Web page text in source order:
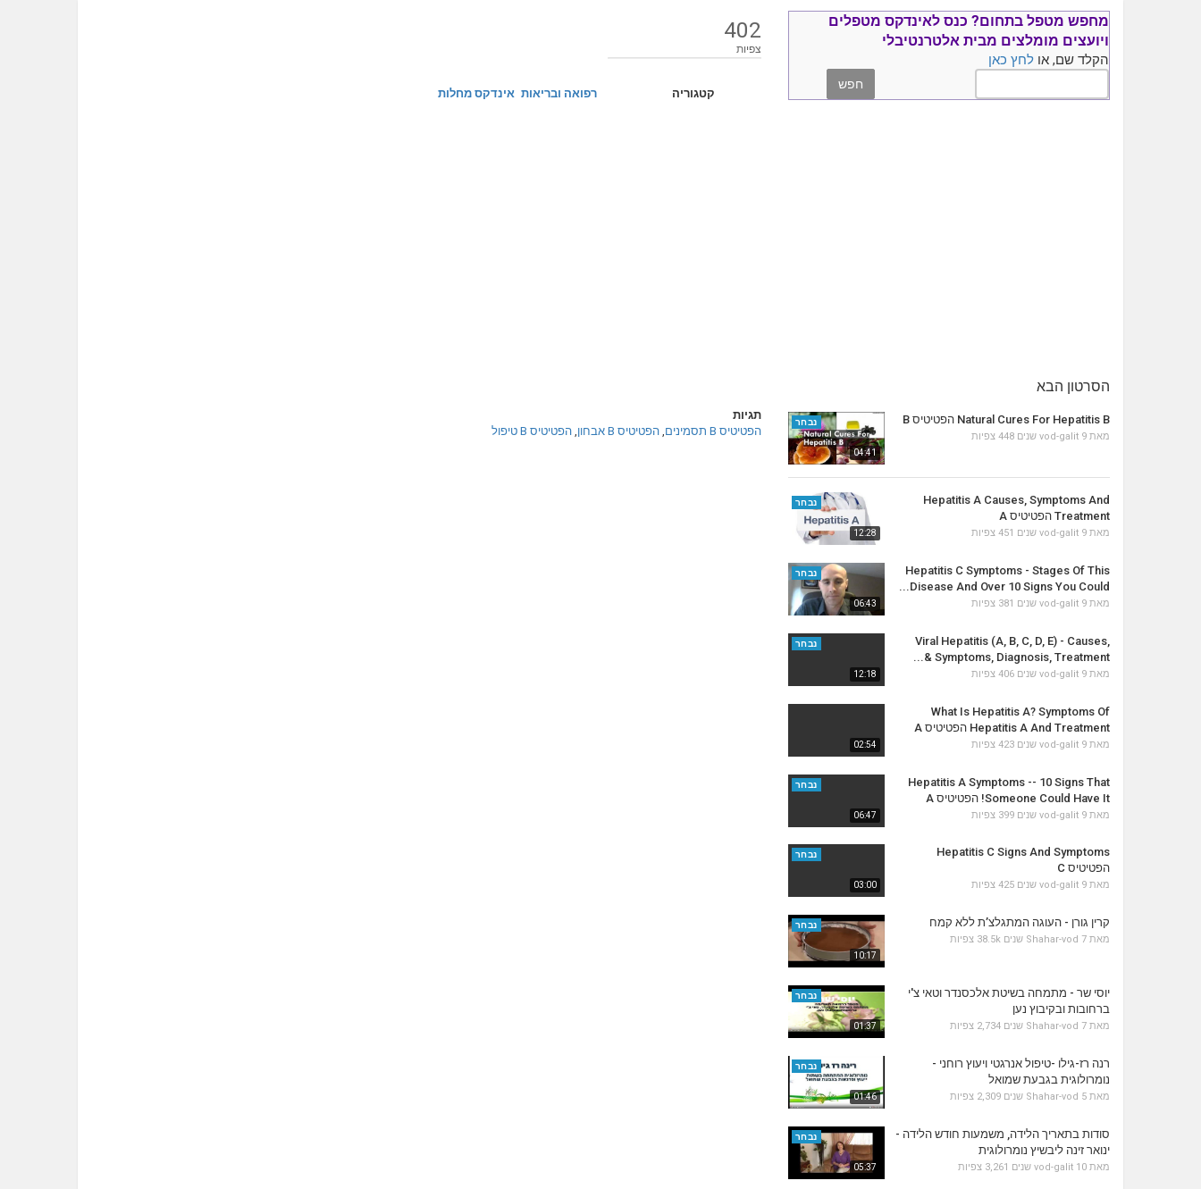
402
צפיות
קטגוריה רפואה ובריאות אינדקס מחלות
תגיות
הפטיטיס B תסמינים
, הפטיטיס B אבחון , הפטיטיס B טיפול
מחפש מטפל בתחום? כנס לאינדקס מטפלים
ויועצים מומלצים מבית אלטרנטיבלי
הקלד שם, או לחץ כאן
הסרטון הבא
04:41
נבחר Natural Cures For Hepatitis B הפטיטיס B
מאת vod-galit 9 שנים 448 צפיות
12:28
נבחר
Hepatitis A Causes, Symptoms And
Treatment הפטיטיס A
מאת vod-galit 9 שנים 451 צפיות
06:43
נבחר
Hepatitis C Symptoms - Stages Of This
Disease And Over 10 Signs You Could...
מאת vod-galit 9 שנים 381 צפיות
12:18
נבחר
Viral Hepatitis (A, B, C, D, E) - Causes,
Symptoms, Diagnosis, Treatment &...
מאת vod-galit 9 שנים 406 צפיות
02:54
What Is Hepatitis A? Symptoms Of
Hepatitis A And Treatment הפטיטיס A
מאת vod-galit 9 שנים 423 צפיות
06:47
נבחר
Hepatitis A Symptoms -- 10 Signs That
Someone Could Have It! הפטיטיס A
מאת vod-galit 9 שנים 399 צפיות
03:00
נבחר
Hepatitis C Signs And Symptoms
הפטיטיס C
מאת vod-galit 9 שנים 425 צפיות
10:17
נבחר קרין גורן - העוגה המתגלצ’ת ללא קמח
מאת Shahar-vod 7 שנים 38.5k צפיות
01:37
נבחר
יוסי שר - מתמחה בשיטת אלכסנדר וטאי צ'י
ברחובות ובקיבוץ נען
מאת Shahar-vod 7 שנים 2,734 צפיות
01:46
נבחר
רנה רז-גילו -טיפול אנרגטי ויעוץ רוחני -
נומרולוגית בגבעת שמואל
מאת Shahar-vod 5 שנים 2,309 צפיות
05:37
נבחר
סודות בתאריך הלידה, משמעות חודש הלידה -
ינואר זינה ליבשיץ נומרולוגית
מאת vod-galit 10 שנים 3,261 צפיות